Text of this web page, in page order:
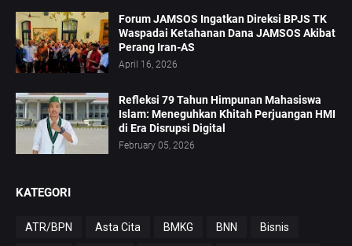
Forum JAMSOS Ingatkan Direksi BPJS TK
Waspadai Ketahanan Dana JAMSOS Akibat
Perang Iran-AS
April 16, 2026
Refleksi 79 Tahun Himpunan Mahasiswa
Islam: Meneguhkan Khitah Perjuangan HMI
di Era Disrupsi Digital
February 05, 2026
KATEGORI
ATR/BPN Asta Cita BMKG BNN Bisnis